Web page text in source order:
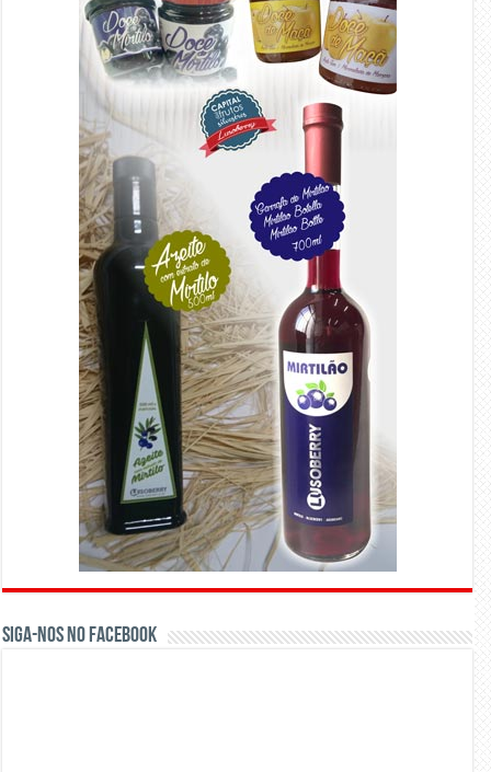
Siga-nos no Facebook